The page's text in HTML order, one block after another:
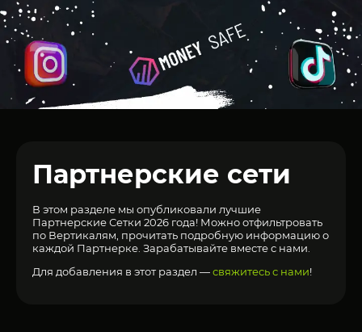
Партнерские сети
В этом разделе мы опубликовали лучшие
Партнерские Сетки 2026 года! Можно отфильтровать
по Вертикалям, прочитать подробную информацию о
каждой Партнерке. Зарабатывайте вместе с нами.
Для добавления в этот раздел —свяжитесь с нами!